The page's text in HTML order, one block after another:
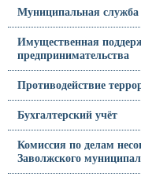
Муниципальная служба
Имущественная
предпринимательства
Противодействие
Бухгалтерский учёт
Комиссия по делам
Заволжского